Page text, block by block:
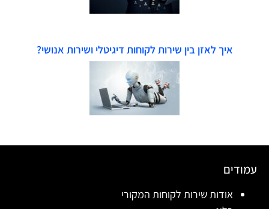
איך לאזן בין שירות לקוחות דיגיטלי ושירות אנושי?
עמודים
אודות שירות לקוחות המקורי